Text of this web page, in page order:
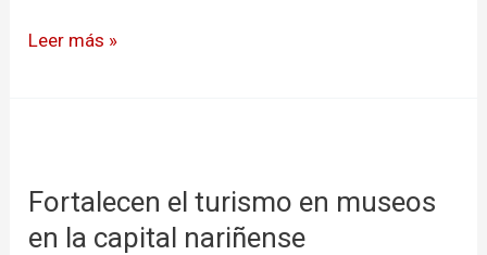
Leer más »
Fortalecen el turismo en museos
en la capital nariñense
turismo
en